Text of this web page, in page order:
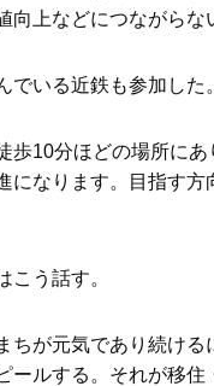
上などにつながらな
いる近鉄も参加した。
歩10分ほどの場所に
なります。目指す
う話す。
ちが元気であり続け
ールする。それが移